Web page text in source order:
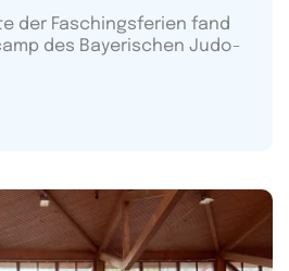
der Faschingsferien fand
des Bayerischen Judo-